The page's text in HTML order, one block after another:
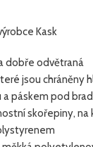
Kask
dobře odvětraná
jsou chráněny
páskem pod
skořepiny,